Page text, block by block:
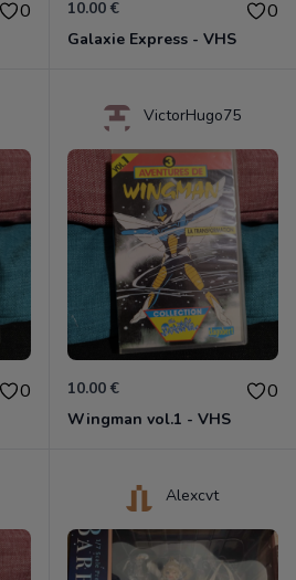
0 10.00 € 0
Galaxie Express - VHS
0
VictorHugo75
10.00 € 0
Wingman vol.1 - VHS
Alexcvt